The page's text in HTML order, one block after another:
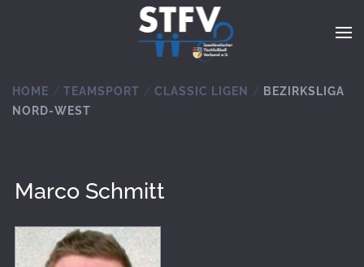
Zum Hauptinhalt springen
HOME TEAMSPORT CLASSIC LIGEN
BEZIRKSLIGA
NORD-WEST
Marco Schmitt